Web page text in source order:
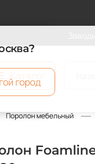
Каталог
Поролон мебельный
город